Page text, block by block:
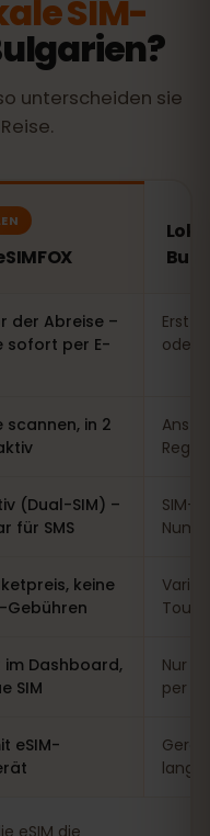
SIM-
unterscheiden sie
der Abreise –
sofort per E-
Erst
oder
scannen, in 2
(Dual-SIM) –
für SMS
SIM-
keine
Gebühren
im Dashboard,
SIM
Nur
per
eSIM-
eSIM die